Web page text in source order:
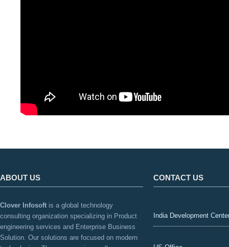
ABOUT US
Clover Infosoft is a global technology
consulting organization specializing in Product
engineering services and Enterprise Business
Solution. Our solutions are focused on modern
CONTACT US
India Development